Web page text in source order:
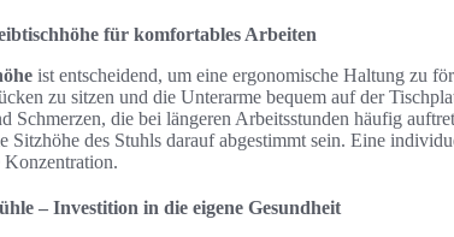
für komfortables Arbeiten
ist entscheidend, um eine ergonomische Haltung zu
zu sitzen und die Unterarme bequem auf der
Schmerzen, die bei längeren Arbeitsstunden häufig
Sitzhöhe des Stuhls darauf abgestimmt sein. Eine
Konzentration.
– Investition in die eigene Gesundheit